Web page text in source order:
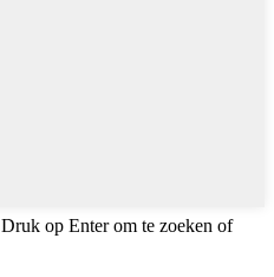
Druk op Enter om te zoeken of